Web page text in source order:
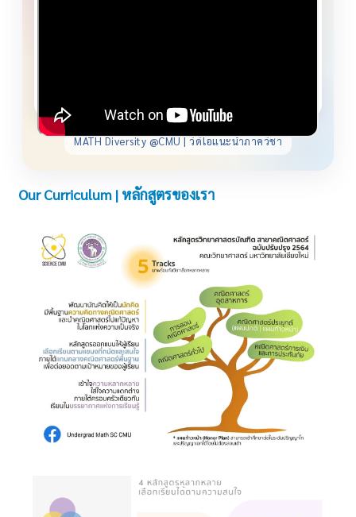
MATH Diversity @CMU | วิดีโอแนะนำภาควิชา
Our Curriculum | หลักสูตรของเรา